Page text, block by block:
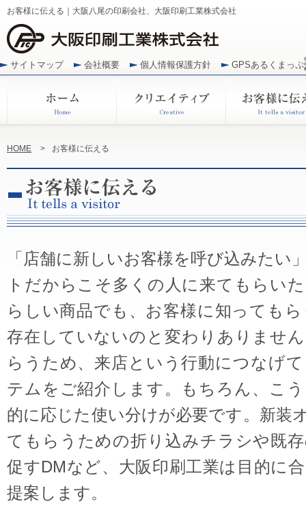
お客様に伝える｜大阪八尾の印刷会社、大阪印刷工業株式会社
サイトマップ 会社概要 個人情報保護方針 GPSあるくまっぷ
HOME > お客様に伝える
「店舗に新しいお客様を呼び込みたい
トだからこそ多くの人に来てもらい
らしい商品でも、お客様に知っても
存在していないのと変わりありませ
らうため、来店という行動につなげ
テムをご紹介します。もちろん、こ
的に応じた使い分けが必要です。新装
てもらうための折り込みチラシや既
促すDMなど、大阪印刷工業は目的に
提案します。